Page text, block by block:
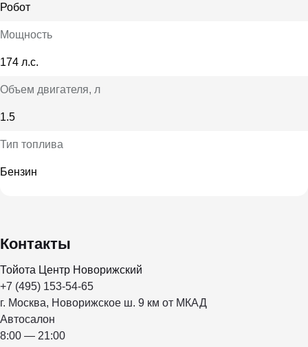
Робот
Мощность
174 л.с.
Объем двигателя, л
1.5
Тип топлива
Бензин
Контакты
Тойота Центр Новорижский
+7 (495) 153-54-65
г. Москва, Новорижское ш. 9 км от МКАД
Автосалон
8:00 — 21:00